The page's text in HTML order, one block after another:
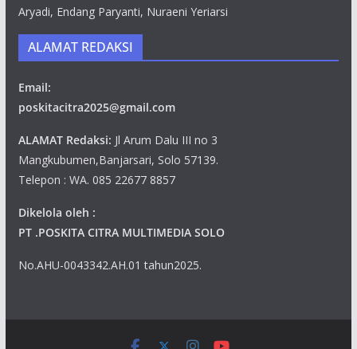
Aryadi, Endang Paryanti, Nuraeni Yeriarsi
ALAMAT REDAKSI
Email:
poskitacitra2025@gmail.com
ALAMAT Redaksi: Jl Arum Dalu III no 3
Mangkubumen,Banjarsari, Solo 57139.
Telepon : WA. 085 22677 8857
Dikelola oleh :
PT .POSKITA CITRA MULTIMEDIA SOLO
No.AHU-0043342.AH.01 tahun2025.